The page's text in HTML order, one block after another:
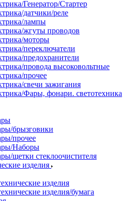
Генератор/Стартер
датчики/реле
лампы
жгуты проводов
моторы
переключатели
предохранители
провода высоковольтные
прочее
свечи зажигания
Фары, фонари. светотехника
брызговики
прочее
Наборы
щетки стеклоочистителя
изделия
изделия
изделия/бумага